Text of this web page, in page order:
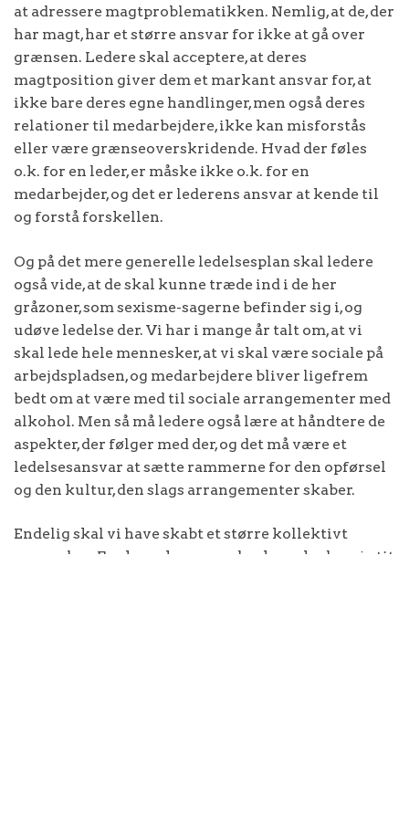
at adressere magtproblematikken. Nemlig, at de, der
har magt, har et større ansvar for ikke at gå over
grænsen. Ledere skal acceptere, at deres
magtposition giver dem et markant ansvar for, at
ikke bare deres egne handlinger, men også deres
relationer til medarbejdere, ikke kan misforstås
eller være grænseoverskridende. Hvad der føles
o.k. for en leder, er måske ikke o.k. for en
medarbejder, og det er lederens ansvar at kende til
og forstå forskellen.
Og på det mere generelle ledelsesplan skal ledere
også vide, at de skal kunne træde ind i de her
gråzoner, som sexisme-sagerne befinder sig i, og
udøve ledelse der. Vi har i mange år talt om, at vi
skal lede hele mennesker, at vi skal være sociale på
arbejdspladsen, og medarbejdere bliver ligefrem
bedt om at være med til sociale arrangementer med
alkohol. Men så må ledere også lære at håndtere de
aspekter, der følger med der, og det må være et
ledelsesansvar at sætte rammerne for den opførsel
og den kultur, den slags arrangementer skaber.
Endelig skal vi have skabt et større kollektivt
ansvar her. For krænkeren og den krænkede er jo tit